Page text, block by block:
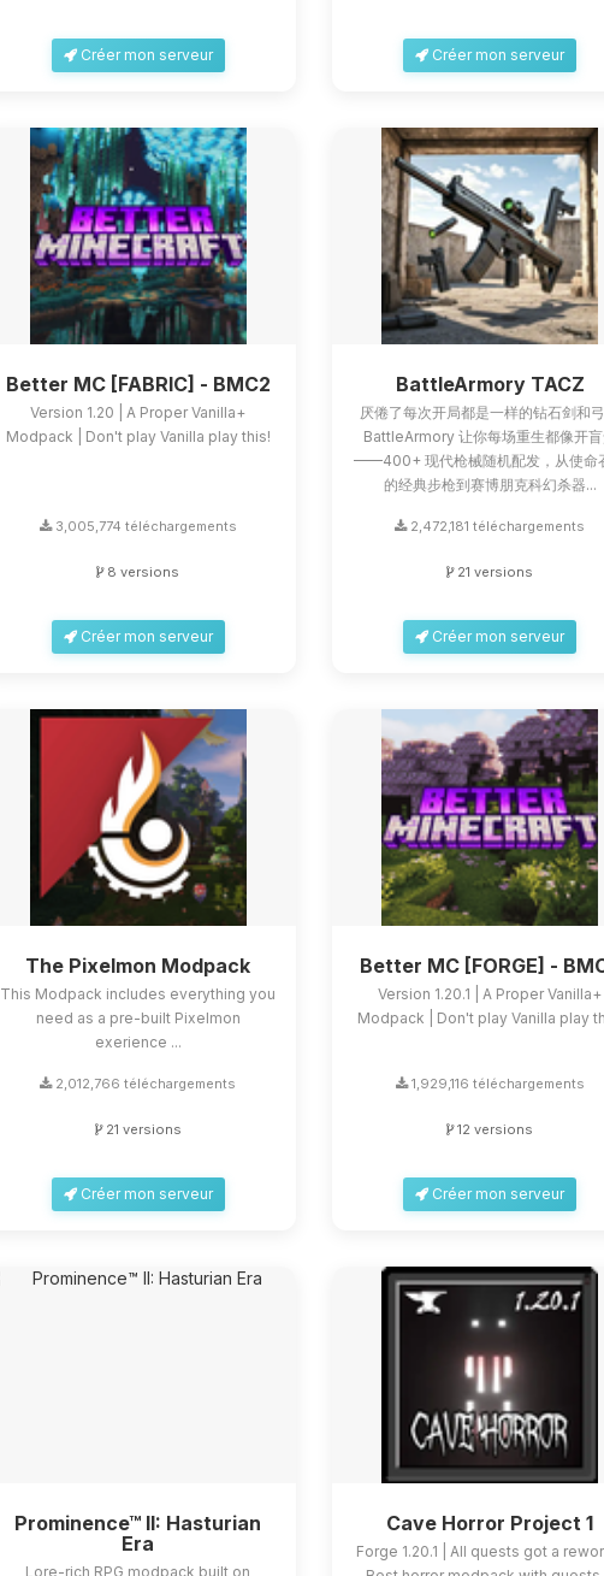
Créer mon serveur Créer mon serveur
Better MC [FABRIC] - BMC2
Version 1.20 | A Proper Vanilla+
Modpack | Don't play Vanilla play this!
3,005,774 téléchargements
8 versions
Créer mon serveur
BattleArmory TACZ
厌倦了每次开局都是一样的钻石剑和
BattleArmory 让你每场重生都像开
——400+ 现代枪械随机配发，从使命
的经典步枪到赛博朋克科幻杀器...
2,472,181 téléchargements
21 versions
Créer mon serveur
The Pixelmon Modpack
This Modpack includes everything you
need as a pre-built Pixelmon
exerience ...
2,012,766 téléchargements
21 versions
Créer mon serveur
Better MC [FORGE] -
Version 1.20.1 | A Proper Vanilla+
Modpack | Don't play Vanilla play
1,929,116 téléchargements
12 versions
Créer mon serveur
Prominence™ II: Hasturian
Era
Lore-rich RPG modpack built on
Cave Horror Project 1
Forge 1.20.1 | All quests got a